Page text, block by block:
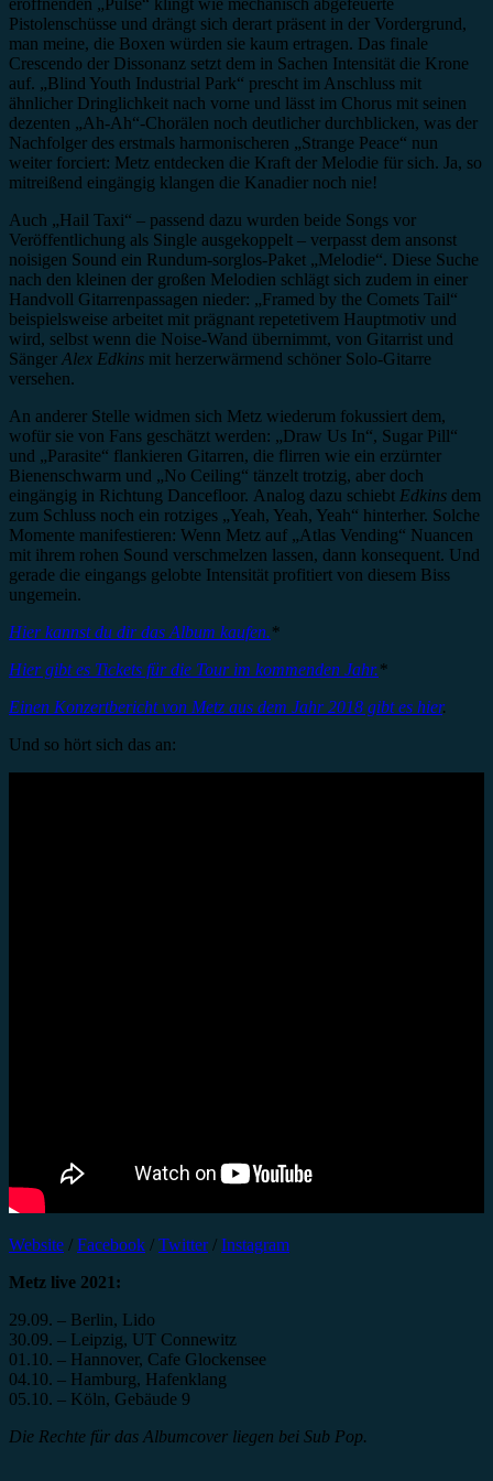
eröffnenden „Pulse“ klingt wie mechanisch abgefeuerte
Pistolenschüsse und drängt sich derart präsent in der Vordergrund,
man meine, die Boxen würden sie kaum ertragen. Das finale
Crescendo der Dissonanz setzt dem in Sachen Intensität die Krone
auf. „Blind Youth Industrial Park“ prescht im Anschluss mit
ähnlicher Dringlichkeit nach vorne und lässt im Chorus mit seinen
dezenten „Ah-Ah“-Chorälen noch deutlicher durchblicken, was der
Nachfolger des erstmals harmonischeren „Strange Peace“ nun
weiter forciert: Metz entdecken die Kraft der Melodie für sich. Ja, so
mitreißend eingängig klangen die Kanadier noch nie!
Auch „Hail Taxi“ – passend dazu wurden beide Songs vor
Veröffentlichung als Single ausgekoppelt – verpasst dem ansonst
noisigen Sound ein Rundum-sorglos-Paket „Melodie“. Diese Suche
nach den kleinen der großen Melodien schlägt sich zudem in einer
Handvoll Gitarrenpassagen nieder: „Framed by the Comets Tail“
beispielsweise arbeitet mit prägnant repetetivem Hauptmotiv und
wird, selbst wenn die Noise-Wand übernimmt, von Gitarrist und
Sänger Alex Edkins mit herzerwärmend schöner Solo-Gitarre
versehen.
An anderer Stelle widmen sich Metz wiederum fokussiert dem,
wofür sie von Fans geschätzt werden: „Draw Us In“, Sugar Pill“
und „Parasite“ flankieren Gitarren, die flirren wie ein erzürnter
Bienenschwarm und „No Ceiling“ tänzelt trotzig, aber doch
eingängig in Richtung Dancefloor. Analog dazu schiebt Edkins dem
zum Schluss noch ein rotziges „Yeah, Yeah, Yeah“ hinterher. Solche
Momente manifestieren: Wenn Metz auf „Atlas Vending“ Nuancen
mit ihrem rohen Sound verschmelzen lassen, dann konsequent. Und
gerade die eingangs gelobte Intensität profitiert von diesem Biss
ungemein.
Hier kannst du dir das Album kaufen.*
Hier gibt es Tickets für die Tour im kommenden Jahr.*
Einen Konzertbericht von Metz aus dem Jahr 2018 gibt es hier.
Und so hört sich das an:
Website / Facebook / Twitter/ Instagram
Metz live 2021:
29.09. – Berlin, Lido
30.09. – Leipzig, UT Connewitz
01.10. – Hannover, Cafe Glockensee
04.10. – Hamburg, Hafenklang
05.10. – Köln, Gebäude 9
Die Rechte für das Albumcover liegen bei Sub Pop.